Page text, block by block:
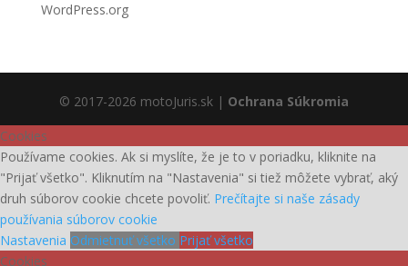
WordPress.org
© 2017-2026 motoJuris.sk | Ochrana Súkromia
Cookies
Používame cookies. Ak si myslíte, že je to v poriadku, kliknite na
"Prijať všetko". Kliknutím na "Nastavenia" si tiež môžete vybrať, aký
druh súborov cookie chcete povoliť. Prečítajte si naše zásady
používania súborov cookie
Nastavenia Odmietnuť všetko Prijať všetko
Cookies